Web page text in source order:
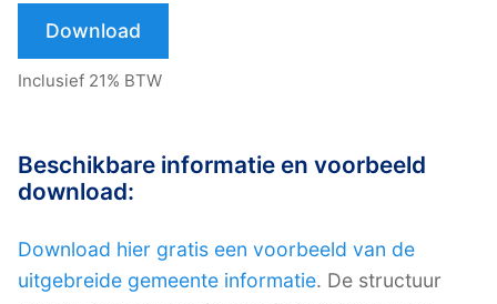
Download
Inclusief 21% BTW
Beschikbare informatie en voorbeeld
download:
Download hier gratis een voorbeeld van de
uitgebreide gemeente informatie. De structuur